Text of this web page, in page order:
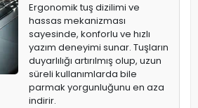
Ergonomik tuş dizilimi ve
hassas mekanizması
sayesinde, konforlu ve hızlı
yazım deneyimi sunar. Tuşların
duyarlılığı artırılmış olup, uzun
süreli kullanımlarda bile
parmak yorgunluğunu en aza
indirir.